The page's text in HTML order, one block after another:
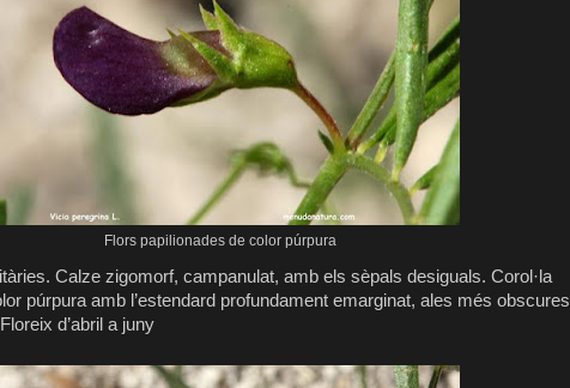
Flors papilionades de color púrpura
Calze zigomorf, campanulat, amb els sèpals desiguals. Corol·la
púrpura amb l’estendard profundament emarginat, ales més obscures
d’abril a juny